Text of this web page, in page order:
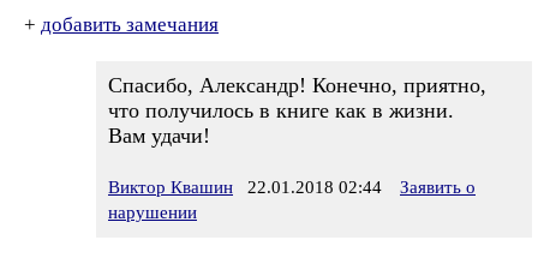
+ добавить замечания
Спасибо, Александр! Конечно, приятно,
что получилось в книге как в жизни.
Вам удачи!
Виктор Квашин 22.01.2018 02:44
Заявить о
нарушении